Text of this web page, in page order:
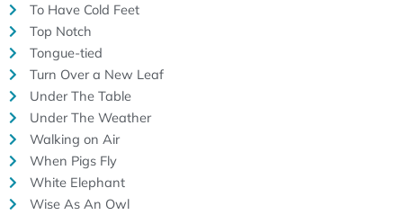
To Have Cold Feet
Top Notch
Tongue-tied
Turn Over a New Leaf
Under The Table
Under The Weather
Walking on Air
When Pigs Fly
White Elephant
Wise As An Owl